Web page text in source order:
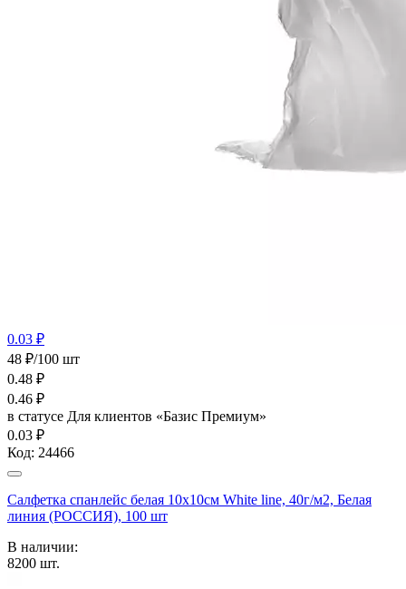
0.03 ₽
48 ₽/100 шт
0.48 ₽
0.46 ₽
в статусе Для клиентов «Базис Премиум»
0.03 ₽
Код: 24466
Салфетка спанлейс белая 10х10см White line, 40г/м2, Белая
линия (РОССИЯ), 100 шт
В наличии:
8200 шт.